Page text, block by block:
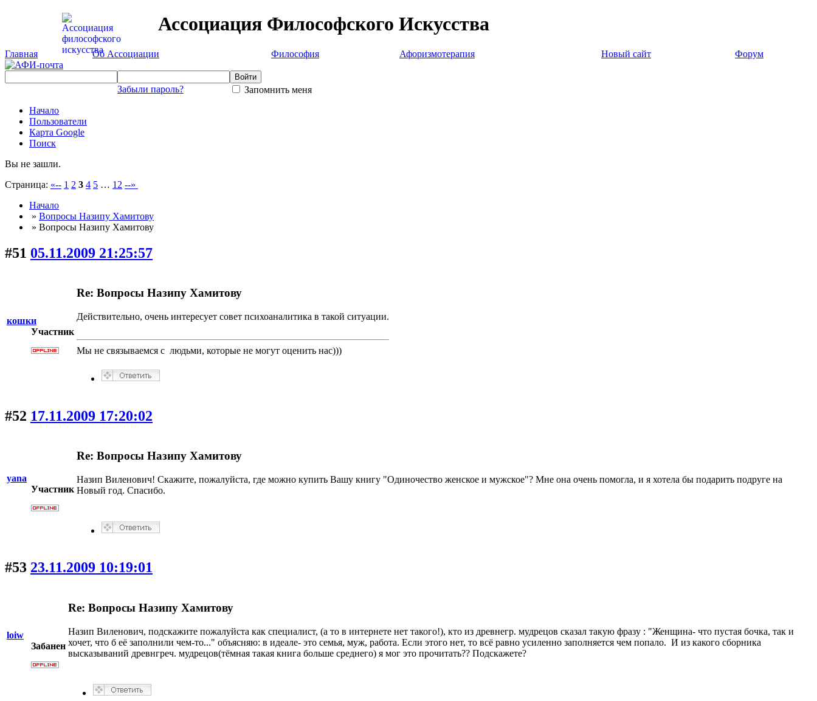
Ассоциация Философского Искусства
Главная Об Ассоциации Философия Афоризмотерапия Новый сайт Форум
Забыли пароль?
Запомнить меня
Начало
Пользователи
Карта Google
Поиск
Вы не зашли.
Страница: «-- 1 2 3 4 5 … 12 --»
Начало
» Вопросы Назипу Хамитову
» Вопросы Назипу Хамитову
#51 05.11.2009 21:25:57
кошки
Участник
Re: Вопросы Назипу Хамитову
Действительно, очень интересует совет психоаналитика в такой ситуации.
Мы не связываемся с людьми, которые не могут оценить нас)))
#52 17.11.2009 17:20:02
yana
Участник
Re: Вопросы Назипу Хамитову
Назип Виленович! Скажите, пожалуйста, где можно купить Вашу книгу "Одиночество женское и мужское"? Мне она очень помогла, и я хотела бы подарить подруге на
Новый год. Спасибо.
#53 23.11.2009 10:19:01
loiw
Забанен
Re: Вопросы Назипу Хамитову
Назип Виленович, подскажите пожалуйста как специалист, (а то в интернете нет такого!), кто из древнегр. мудрецов сказал такую фразу : "Женщина- что пустая бочка, так и
хочет, что б её заполнили чем-то..." объясняю: в идеале- это семья, муж, работа. Если этого нет, то всё равно усиленно заполняется чем попало. И из какого сборника
высказываний древнгреч. мудрецов(тёмная такая книга больше среднего) я мог это прочитать?? Подскажете?